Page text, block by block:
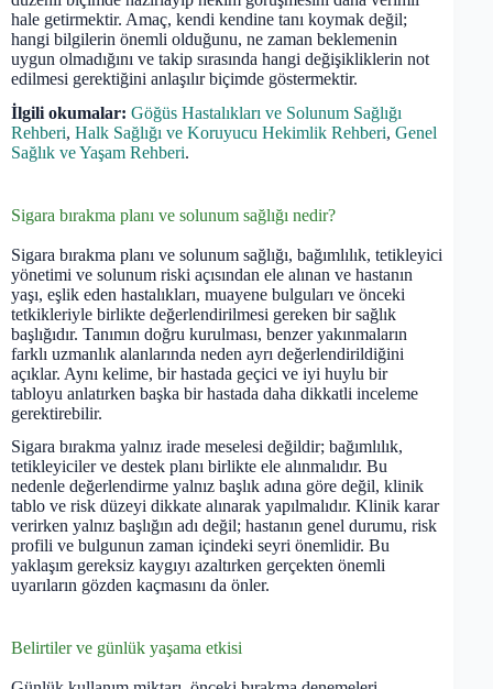
hale getirmektir. Amaç, kendi kendine tanı koymak değil;
hangi bilgilerin önemli olduğunu, ne zaman beklemenin
uygun olmadığını ve takip sırasında hangi değişikliklerin not
edilmesi gerektiğini anlaşılır biçimde göstermektir.
İlgili okumalar: Göğüs Hastalıkları ve Solunum Sağlığı
Rehberi, Halk Sağlığı ve Koruyucu Hekimlik Rehberi, Genel
Sağlık ve Yaşam Rehberi.
Sigara bırakma planı ve solunum sağlığı nedir?
Sigara bırakma planı ve solunum sağlığı, bağımlılık, tetikleyici
yönetimi ve solunum riski açısından ele alınan ve hastanın
yaşı, eşlik eden hastalıkları, muayene bulguları ve önceki
tetkikleriyle birlikte değerlendirilmesi gereken bir sağlık
başlığıdır. Tanımın doğru kurulması, benzer yakınmaların
farklı uzmanlık alanlarında neden ayrı değerlendirildiğini
açıklar. Aynı kelime, bir hastada geçici ve iyi huylu bir
tabloyu anlatırken başka bir hastada daha dikkatli inceleme
gerektirebilir.
Sigara bırakma yalnız irade meselesi değildir; bağımlılık,
tetikleyiciler ve destek planı birlikte ele alınmalıdır. Bu
nedenle değerlendirme yalnız başlık adına göre değil, klinik
tablo ve risk düzeyi dikkate alınarak yapılmalıdır. Klinik karar
verirken yalnız başlığın adı değil; hastanın genel durumu, risk
profili ve bulgunun zaman içindeki seyri önemlidir. Bu
yaklaşım gereksiz kaygıyı azaltırken gerçekten önemli
uyarıların gözden kaçmasını da önler.
Belirtiler ve günlük yaşama etkisi